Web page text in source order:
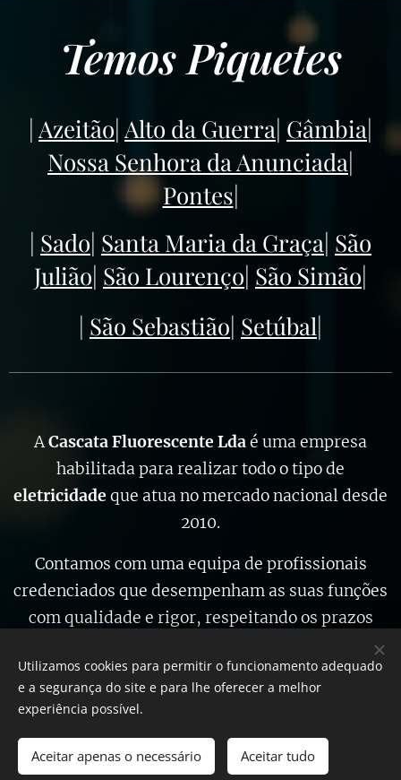
Temos Piquetes
|Azeitão|Alto da Guerra| Gâmbia|
Nossa Senhora da Anunciada|
Pontes|
| Sado| Santa Maria da Graça| São
Julião| São Lourenço| São Simão|
| São Sebastião| Setúbal|
ACascata Fluorescente Ldaé uma empresa
habilitada para realizar todo o tipo de
eletricidade que atua no mercado nacional desde
2010.
Contamos com uma equipa de profissionais
credenciados que desempenham as suas funções
com qualidade e rigor, respeitando os prazos
Urgências-24 © 2024, Todos os direitos reservado
Utilizamos cookies para permitir o funcionamento adequado
e a segurança do site e para lhe oferecer a melhor
experiência possível.
Aceitar apenas o necessário Aceitar tudo